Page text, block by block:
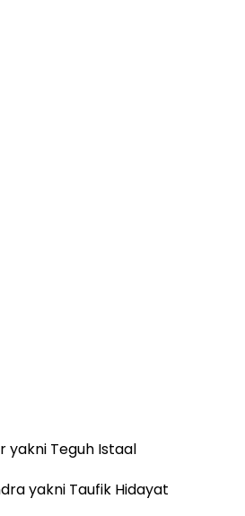
yakni Teguh Istaal
yakni Taufik Hidayat